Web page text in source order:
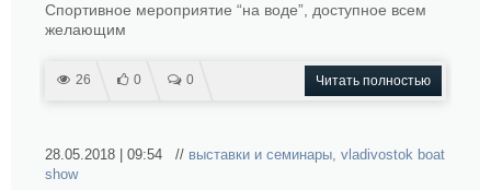
Спортивное мероприятие “на воде”, доступное всем
желающим
26 0 0 Читать полностью
28.05.2018 | 09:54 // выставки и семинары, vladivostok boat
show